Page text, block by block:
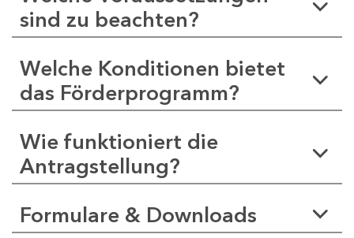
sind zu beachten?
Welche Konditionen bietet
das Förderprogramm?
Wie funktioniert die
Antragstellung?
Formulare & Downloads